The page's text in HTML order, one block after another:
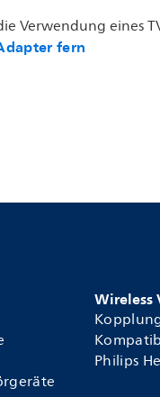
Verwendung eines
fern
Wireless
Philips